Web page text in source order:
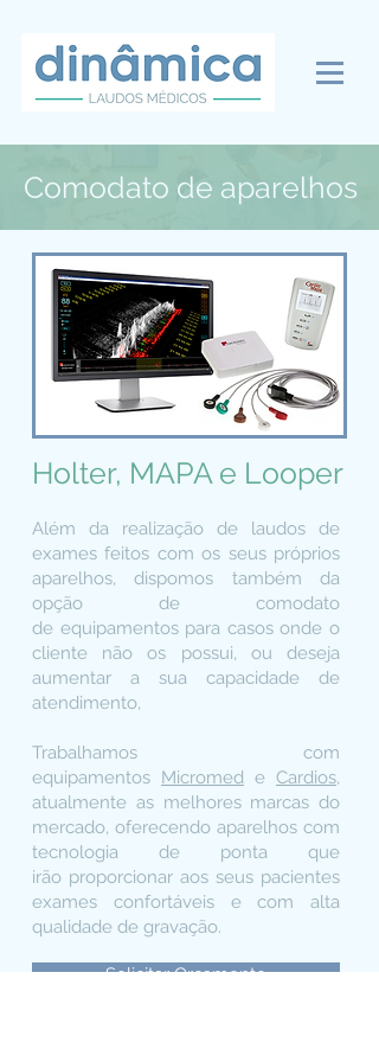
Comodato de aparelhos
Holter, MAPA e Looper
Além da realização de laudos de
exames feitos com os seus próprios
aparelhos, dispomos também da
opção de comodato
de equipamentos para casos onde o
cliente não os possui, ou deseja
aumentar a sua capacidade de
atendimento,
Trabalhamos com
equipamentos Micromed e Cardios,
atualmente as melhoresmarcas do
mercado, oferecendo aparelhos com
tecnologia de ponta que
irão proporcionar aos seus pacientes
exames confortáveis e com alta
qualidade de gravação.
Solicitar Orçamento